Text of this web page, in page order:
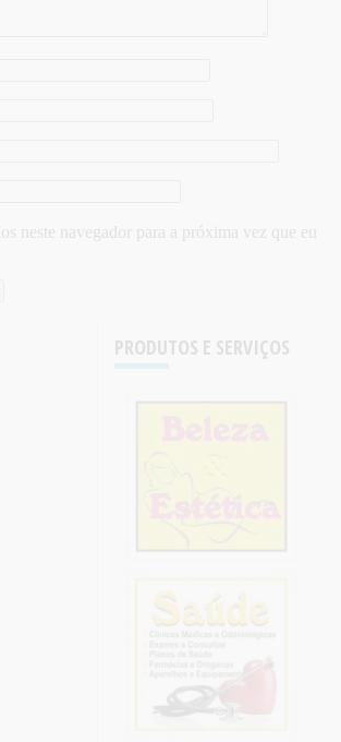
neste navegador para a próxima vez que eu
PRODUTOS E SERVIÇOS